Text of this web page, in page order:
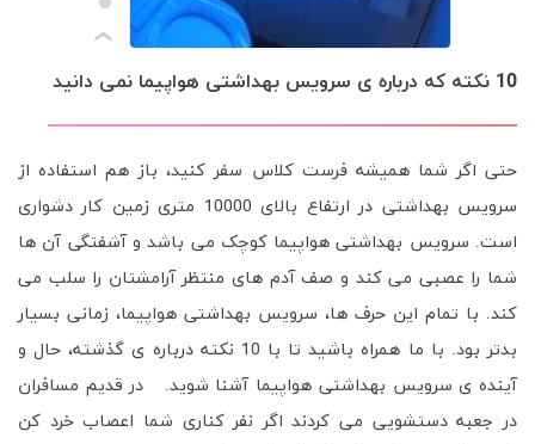
›
10 نکته که درباره ی سرویس بهداشتی هواپیما نمی دانید
حتی اگر شما همیشه فرست کلاس سفر کنید، باز هم استفاده از
سرویس بهداشتی در ارتفاع بالای 10000 متری زمین کار دشواری
است. سرویس بهداشتی هواپیما کوچک می باشد و آشفتگی آن ها
شما را عصبی می کند و صف آدم های منتظر آرامشتان را سلب می
کند. با تمام این حرف ها، سرویس بهداشتی هواپیما، زمانی بسیار
بدتر بود. با ما همراه باشید تا با 10 نکته درباره ی گذشته، حال و
آینده ی سرویس بهداشتی هواپیما آشنا شوید. در قدیم مسافران
در جعبه دستشویی می کردند اگر نفر کناری شما اعصاب خرد کن